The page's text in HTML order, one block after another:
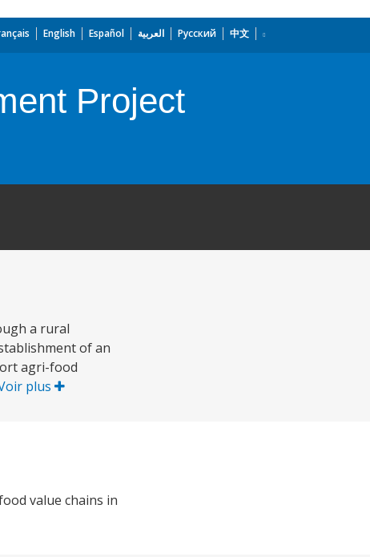
English Español العربية Русский 中文
Project
a rural
of an
agri-food
plus
value chains in